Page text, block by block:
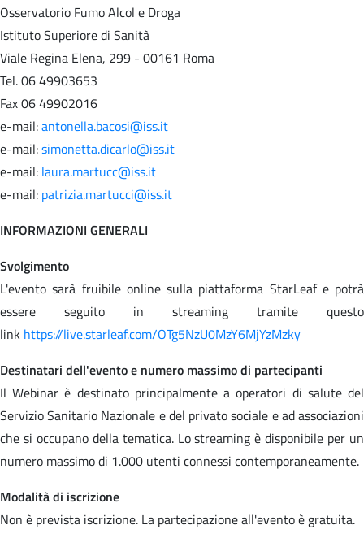
Osservatorio Fumo Alcol e Droga
Istituto Superiore di Sanità
Viale Regina Elena, 299 - 00161 Roma
Tel. 06 49903653
Fax 06 49902016
e-mail:antonella.bacosi@iss.it
e-mail:simonetta.dicarlo@iss.it
e-mail: laura.martucc@iss.it
e-mail: patrizia.martucci@iss.it
INFORMAZIONI GENERALI
Svolgimento
L'evento sarà fruibile online sulla piattaforma StarLeaf e potrà
essere seguito in streaming tramite questo
link https://live.starleaf.com/OTg5NzU0MzY6MjYzMzky
Destinatari dell'evento e numero massimo di partecipanti
Il Webinar è destinato principalmente a operatori di salute del
Servizio Sanitario Nazionale e del privato sociale e ad associazioni
che si occupano della tematica. Lo streaming è disponibile per un
numero massimo di 1.000 utenti connessi contemporaneamente.
Modalità di iscrizione
Non è prevista iscrizione. La partecipazione all'evento è gratuita.